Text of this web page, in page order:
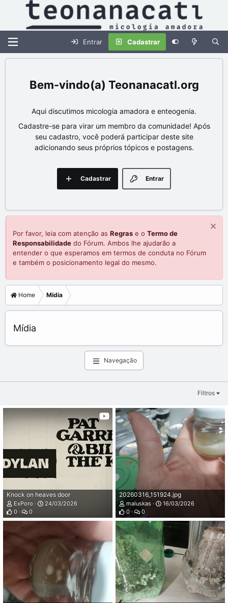
Entrar Cadastrar
Teonanacatl.org
Aqui discutimos micologia amadora e enteogenia.
Cadastre-se para virar um membro da comunidade! Após
seu cadastro, você poderá participar deste site
adicionando seus próprios tópicos e postagens.
Entrar
Cadastrar
Por favor, leia com atenção as Regras e o Termo de
Responsabilidade do Fórum. Ambos lhe ajudarão a
entender o que esperamos em termos de conduta no Fórum
e também o posicionamento legal do mesmo.
Home Mídia
Mídia
Navegação
Filtros
Knock on heaves door
ExPoro
24/03/2026
0
0
20260316_151924.jpg
maluskas
16/03/2026
0
0